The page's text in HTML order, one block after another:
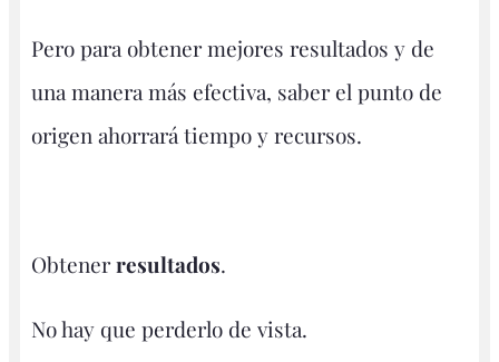
Pero para obtener mejores resultados y de
una manera más efectiva, saber el punto de
origen ahorrará tiempo y recursos.
Obtenerresultados.
No hay que perderlo de vista.